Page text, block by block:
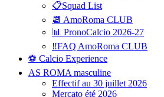
📋Squad List
📆 AmoRoma CLUB
📊 PronoCalcio 2026-27
‼️FAQ AmoRoma CLUB
⚽ Calcio Experience
AS ROMA masculine
Effectif au 30 juillet 2026
Mercato été 2026